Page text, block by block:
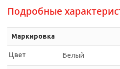
Подробные
Маркировка
Цвет Белый